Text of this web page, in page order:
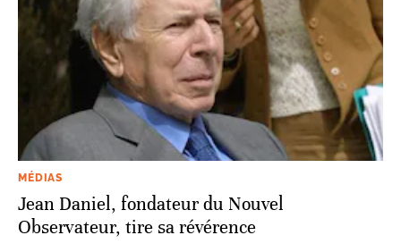
MÉDIAS
Jean Daniel, fondateur du Nouvel
Observateur, tire sa révérence